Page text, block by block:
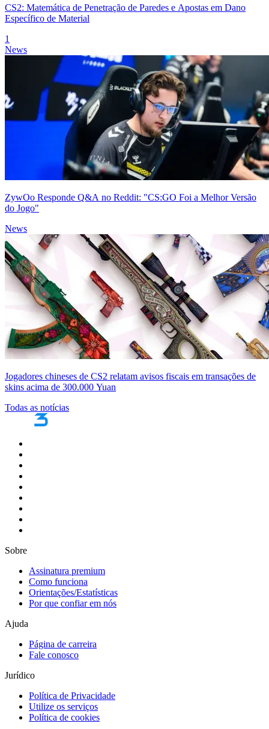
CS2: Matemática de Penetração de Paredes e Apostas em Dano
Específico de Material
1
News
ZywOo Responde Q&A no Reddit: "CS:GO Foi a Melhor Versão
do Jogo"
News
Jogadores chineses de CS2 relatam avisos fiscais em transações de
skins acima de 300.000 Yuan
Todas as notícias
Sobre
Assinatura premium
Como funciona
Orientações/Estatísticas
Por que confiar em nós
Ajuda
Página de carreira
Fale conosco
Jurídico
Política de Privacidade
Utilize os serviços
Política de cookies